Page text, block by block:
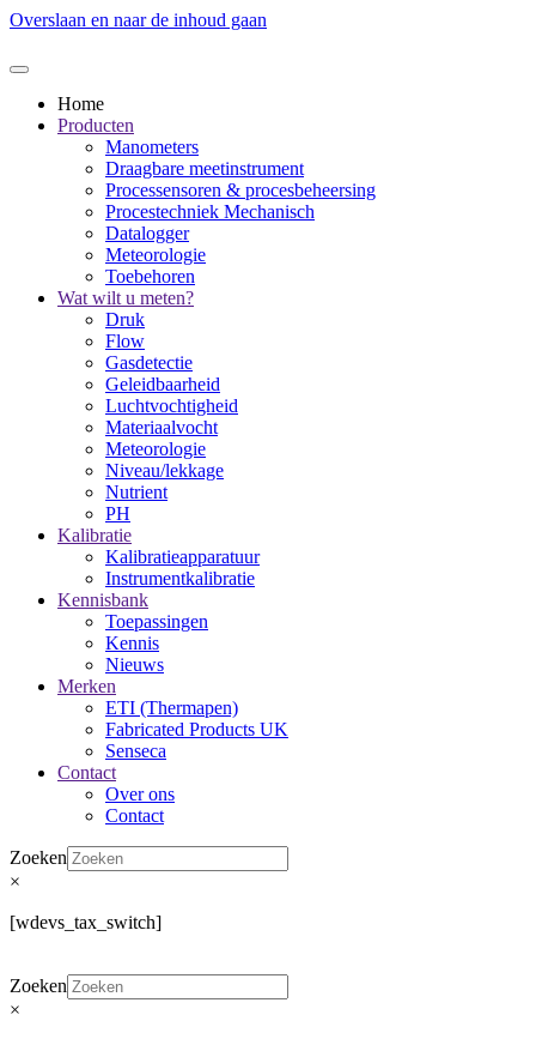
Overslaan en naar de inhoud gaan
Home
Producten
Manometers
Draagbare meetinstrument
Processensoren & procesbeheersing
Procestechniek Mechanisch
Datalogger
Meteorologie
Toebehoren
Wat wilt u meten?
Druk
Flow
Gasdetectie
Geleidbaarheid
Luchtvochtigheid
Materiaalvocht
Meteorologie
Niveau/lekkage
Nutrient
PH
Kalibratie
Kalibratieapparatuur
Instrumentkalibratie
Kennisbank
Toepassingen
Kennis
Nieuws
Merken
ETI (Thermapen)
Fabricated Products UK
Senseca
Contact
Over ons
Contact
Zoeken
×
[wdevs_tax_switch]
Zoeken
×